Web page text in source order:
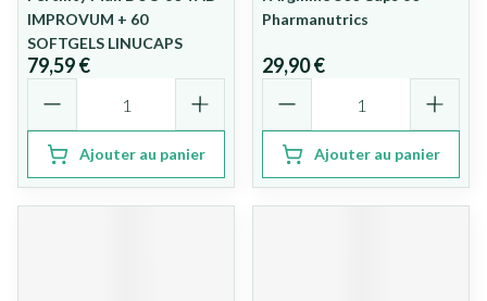
IMPROVUM + 60
SOFTGELS LINUCAPS
79,59 €
Ajouter au panier
Pharmanutrics
29,90 €
Ajouter au panier